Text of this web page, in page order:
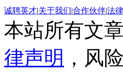
诚聘英才|关于我们|合作伙伴|法
本站所有文
律声明 ，风